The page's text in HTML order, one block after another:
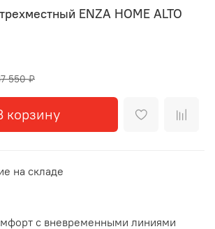
ENZA HOME ALTO
550 ₽
корзину
на складе
с вневременными линиями